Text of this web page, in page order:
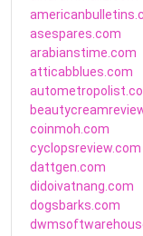
asespares.com
arabianstime.com
atticabblues.com
coinmoh.com
cyclopsreview.com
dattgen.com
didoivatnang.com
dogsbarks.com